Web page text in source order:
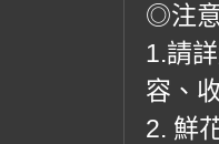
◎注
1.請
容、
2. 鮮